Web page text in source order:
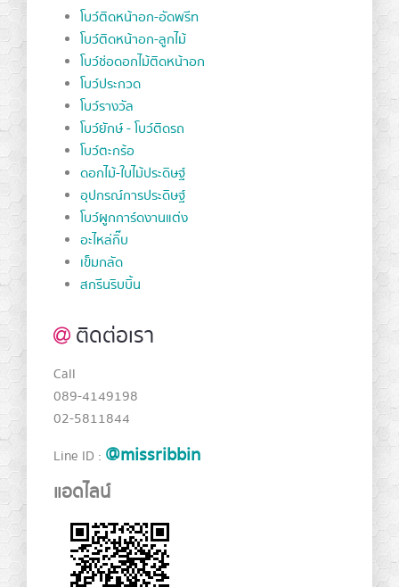
โบว์ติดหน้าอก-อัดพรีท
โบว์ติดหน้าอก-ลูกไม้
โบว์ช่อดอกไม้ติดหน้าอก
โบว์ประกวด
โบว์รางวัล
โบว์ยักษ์ - โบว์ติดรถ
โบว์ตะกร้อ
ดอกไม้-ใบไม้ประดิษฐ์
อุปกรณ์การประดิษฐ์
โบว์ผูกการ์ดงานแต่ง
อะไหล่กิ๊บ
เข็มกลัด
สกรีนริบบิ้น
ติดต่อเรา
Call
089-4149198
02-5811844
Line ID : @missribbin
แอดไลน์